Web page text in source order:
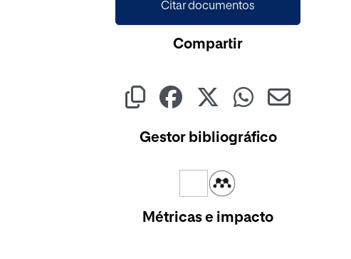
Citar documentos
Compartir
Gestor bibliográfico
Métricas e impacto